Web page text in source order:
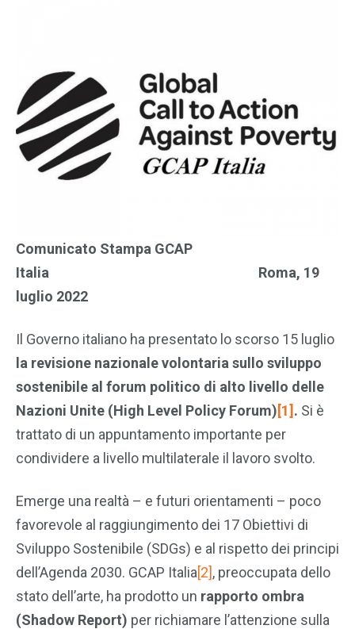
Comunicato Stampa GCAP
Italia Roma, 19
luglio 2022
Il Governo italiano ha presentato lo scorso 15 luglio
la revisione nazionale volontaria sullo sviluppo
sostenibile al forum politico di alto livello delle
Nazioni Unite (High Level Policy Forum)[1] . Si è
trattato di un appuntamento importante per
condividere a livello multilaterale il lavoro svolto.
Emerge una realtà – e futuri orientamenti – poco
favorevole al raggiungimento dei 17 Obiettivi di
Sviluppo Sostenibile (SDGs) e al rispetto dei principi
dell’Agenda 2030. GCAP Italia[2], preoccupata dello
stato dell’arte, ha prodotto un rapporto ombra
(Shadow Report) per richiamare l’attenzione sulla